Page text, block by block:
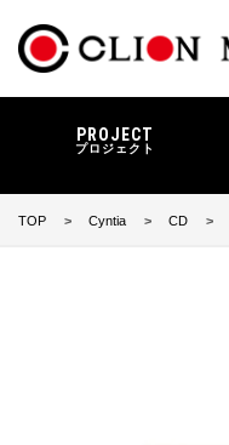
PROJECT
プロジェクト
TOP Cyntia CD